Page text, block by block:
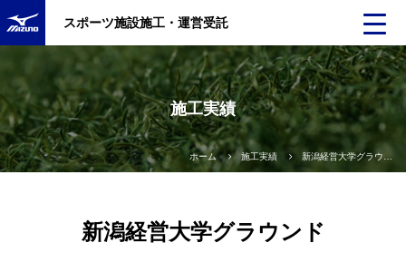
スポーツ施設施工・運営受託
施工実績
ホーム 施工実績
新潟経営大学グラウンド